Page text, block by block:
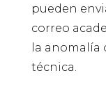
pueden
correo
la anomalía
técnica.